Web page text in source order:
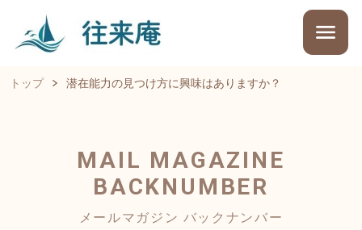
トップ 潜在能力の見つけ方に興味はありますか？
MAIL MAGAZINE
BACKNUMBER
メールマガジン バックナンバー